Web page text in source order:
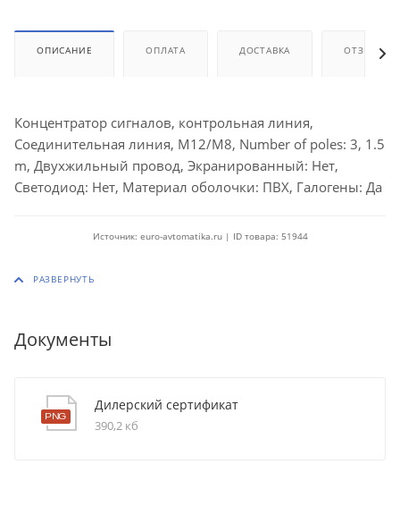
ОПИСАНИЕ ОПЛАТА ДОСТАВКА ОТЗЫВЫ
Концентратор сигналов, контрольная линия,
Соединительная линия, M12/M8, Number of poles: 3, 1.5
m, Двухжильный провод, Экранированный: Нет,
Светодиод: Нет, Материал оболочки: ПВХ, Галогены: Да
Источник: euro-avtomatika.ru | ID товара: 51944
Документы
Дилерский сертификат
390,2 кб